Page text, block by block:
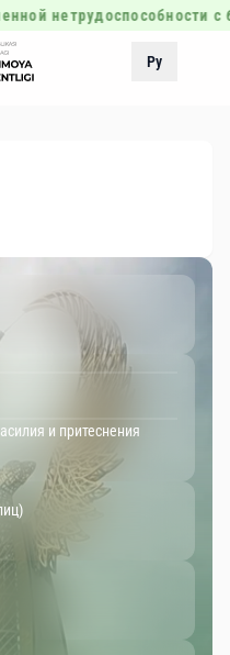
нетрудоспособности
Ру
и притеснения